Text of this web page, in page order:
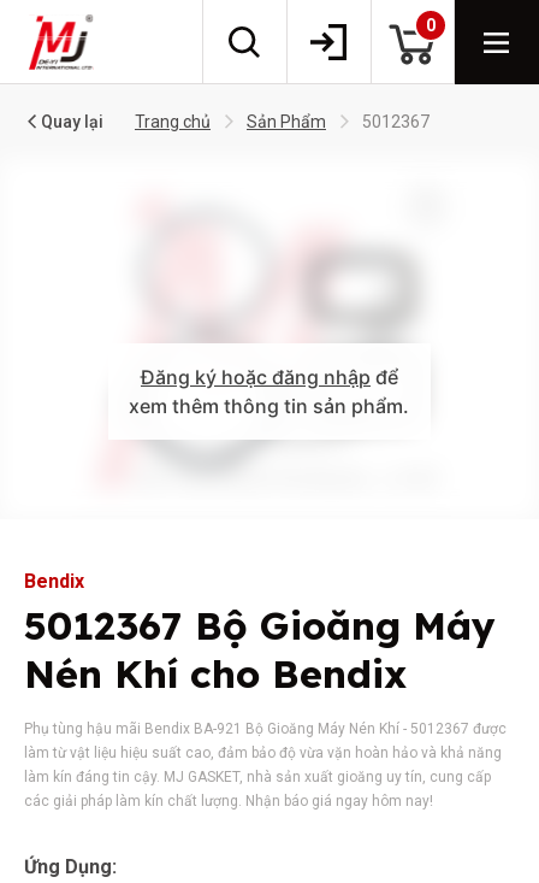
0
Quay lại Trang chủ Sản Phẩm 5012367
Đăng ký hoặc đăng nhập để
xem thêm thông tin sản phẩm.
Bendix
5012367 Bộ Gioăng Máy
Nén Khí cho Bendix
Phụ tùng hậu mãi Bendix BA-921 Bộ Gioăng Máy Nén Khí - 5012367 được
làm từ vật liệu hiệu suất cao, đảm bảo độ vừa vặn hoàn hảo và khả năng
làm kín đáng tin cậy. MJ GASKET, nhà sản xuất gioăng uy tín, cung cấp
các giải pháp làm kín chất lượng. Nhận báo giá ngay hôm nay!
Ứng Dụng: